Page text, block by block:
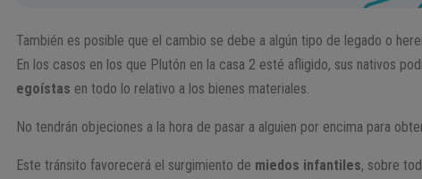
También es posible que el cambio se debe a algún tipo de legado o
En los casos en los que Plutón en la casa 2 esté afligido, sus nativos
egoístas en todo lo relativo a los bienes materiales.
No tendrán objeciones a la hora de pasar a alguien por encima para
Este tránsito favorecerá el surgimiento de miedos infantiles, sobre